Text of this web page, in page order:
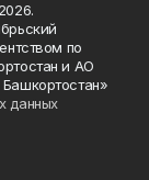
по
и АО
данных